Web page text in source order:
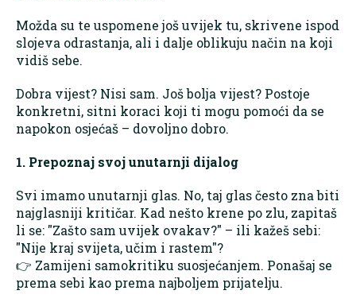
Možda su te uspomene još uvijek tu, skrivene ispod
slojeva odrastanja, ali i dalje oblikuju način na koji
vidiš sebe.
Dobra vijest? Nisi sam. Još bolja vijest? Postoje
konkretni, sitni koraci koji ti mogu pomoći da se
napokon osjećaš – dovoljno dobro.
1. Prepoznaj svoj unutarnji dijalog
Svi imamo unutarnji glas. No, taj glas često zna biti
najglasniji kritičar. Kad nešto krene po zlu, zapitaš
li se: "Zašto sam uvijek ovakav?" – ili kažeš sebi:
"Nije kraj svijeta, učim i rastem"?
👉 Zamijeni samokritiku suosjećanjem. Ponašaj se
prema sebi kao prema najboljem prijatelju.